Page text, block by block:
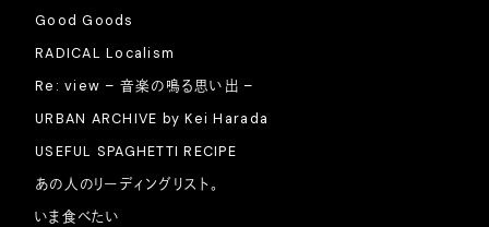
Good Goods
RADICAL Localism
Re: view – 音楽の鳴る思い出 –
URBAN ARCHIVE by Kei Harada
USEFUL SPAGHETTI RECIPE
あの人のリーディングリスト。
いま食べたい